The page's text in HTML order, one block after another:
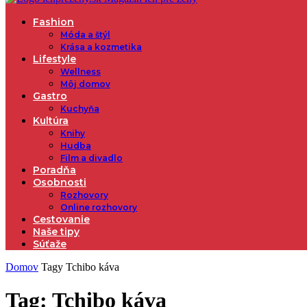
Fashion
Móda a štýl
Krása a kozmetika
Lifestyle
Wellness
Môj domov
Gastro
Kuchyňa
Kultúra
Knihy
Hudba
Film a divadlo
Poradňa
Osobnosti
Rozhovory
Online rozhovory
Cestovanie
Naše tipy
Súťaže
Domov Tagy Tchibo káva
Tag: Tchibo káva